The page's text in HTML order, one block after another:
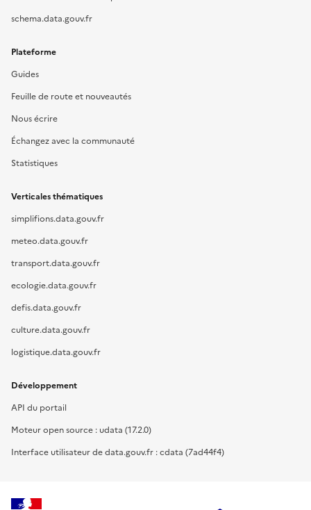
schema.data.gouv.fr
Plateforme
Guides
Feuille de route et nouveautés
Nous écrire
Échangez avec la communauté
Statistiques
Verticales thématiques
simplifions.data.gouv.fr
meteo.data.gouv.fr
transport.data.gouv.fr
ecologie.data.gouv.fr
defis.data.gouv.fr
culture.data.gouv.fr
logistique.data.gouv.fr
Développement
API du portail
Moteur open source : udata (17.2.0)
Interface utilisateur de data.gouv.fr : cdata (7ad44f4)